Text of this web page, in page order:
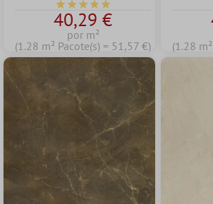
Classificação média de 5 de 5
40,29 €
por m²
(1.28 m² Pacote(s) = 51,57 €)
(1.28